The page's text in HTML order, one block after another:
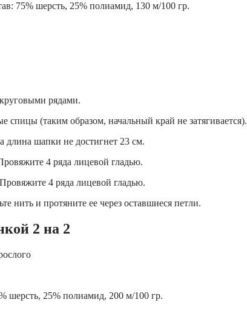
75% шерсть, 25% полиамид, 130 м/100 гр.
рядами.
спицы (таким образом, начальный край не затягивается).
шапки не достигнет 23 см.
4 ряда лицевой гладью.
4 ряда лицевой гладью.
нить и протяните ее через оставшиеся петли.
2 на 2
шерсть, 25% полиамид, 200 м/100 гр.